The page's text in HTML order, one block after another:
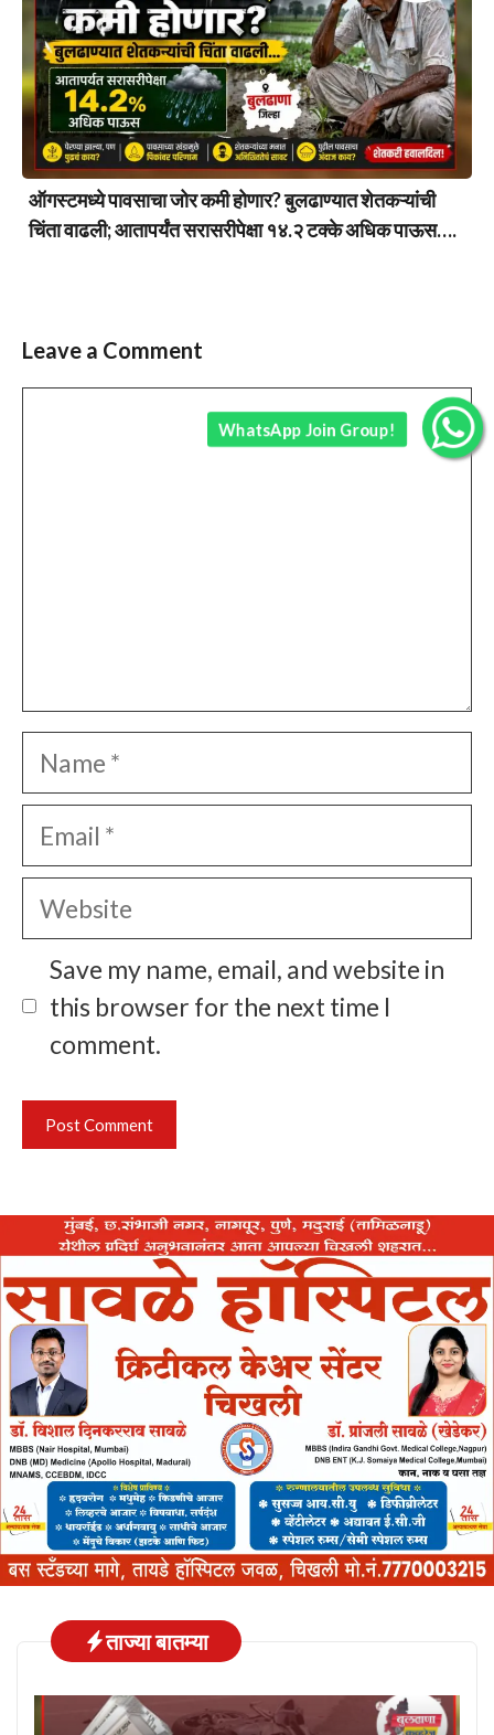
ऑगस्टमध्ये पावसाचा जोर कमी होणार? बुलढाण्यात शेतकऱ्यांची
चिंता वाढली; आतापर्यंत सरासरीपेक्षा १४.२ टक्के अधिक पाऊस….
Leave a Comment
Name
Email
Website
Save my name, email, and website in
this browser for the next time I
comment.
ताज्या बातम्या
WhatsApp Join Group!